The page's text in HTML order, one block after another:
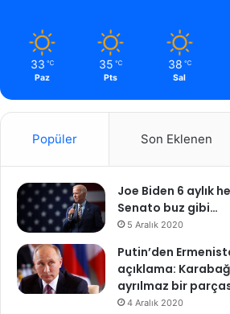
33 ℃
Paz
35 ℃
Pts
38 ℃
Sal
Popüler Son Eklenen
Joe Biden 6 aylık
Senato buz gibi…
5 Aralık 2020
Putin’den
açıklama:
ayrılmaz bir
4 Aralık 2020